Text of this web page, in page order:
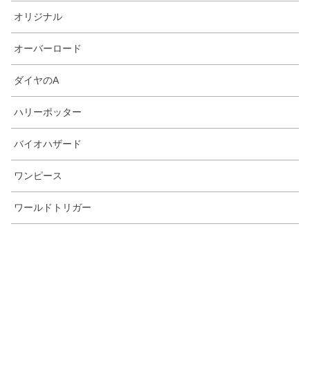
オリジナル
オーバーロード
ダイヤのA
ハリーポッター
バイオハザード
ワンピース
ワールドトリガー